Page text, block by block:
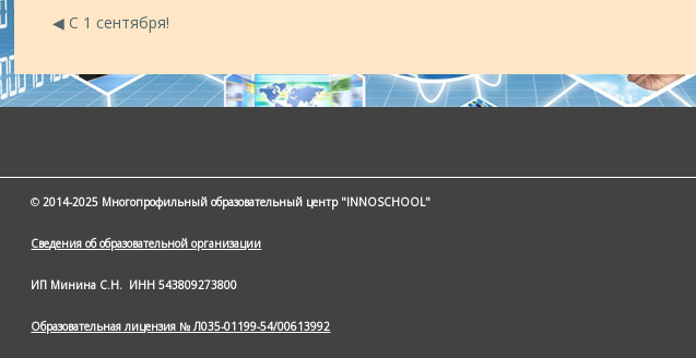
◀︎ С 1 сентября!
©2014-2025 Многопрофильный образовательный центр "INNOSCHOOL"
Сведения об образовательной организации
ИП Минина С.Н. ИНН 543809273800
Образовательная лицензия № Л035-01199-54/00613992